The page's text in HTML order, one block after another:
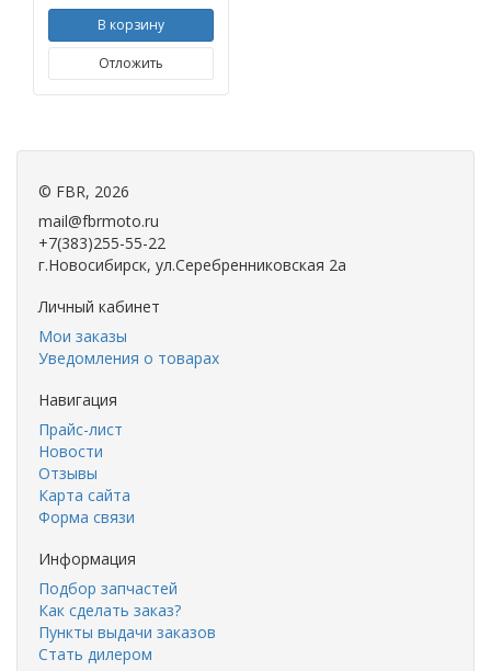
В корзину
Отложить
© FBR, 2026
mail@fbrmoto.ru
+7(383)255-55-22
г.Новосибирск, ул.Серебренниковская 2а
Личный кабинет
Мои заказы
Уведомления о товарах
Навигация
Прайс-лист
Новости
Отзывы
Карта сайта
Форма связи
Информация
Подбор запчастей
Как сделать заказ?
Пункты выдачи заказов
Стать дилером